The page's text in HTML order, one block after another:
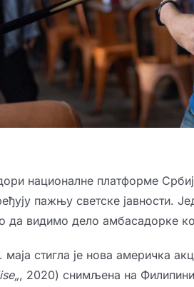
националне платформе
пажњу светске јавности.
да видимо дело амбасадорке
стигла је нова америчка
„, 2020) снимљена на